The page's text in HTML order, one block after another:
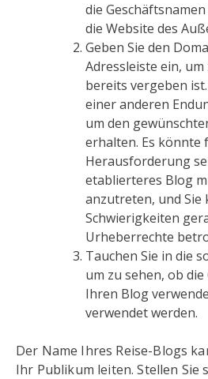
die
die Website des
Geben Sie den
Adressleiste ein,
bereits vergeben
einer anderen
um den
erhalten. Es könnte
Herausforderung
etablierteres Blog
anzutreten, und Sie
Schwierigkeiten
Urheberrechte
Tauchen Sie in die
um zu sehen, ob
Ihren Blog
verwendet werden.
Der Name Ihres Reise-Blogs
Ihr Publikum leiten. Stellen Sie